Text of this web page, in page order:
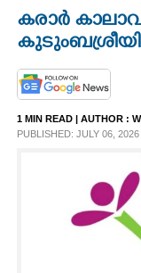
OPINION
SPIRITUAL
കരാർ
1 MIN READ | AUTHOR :
PUBLISHED: JULY 06,